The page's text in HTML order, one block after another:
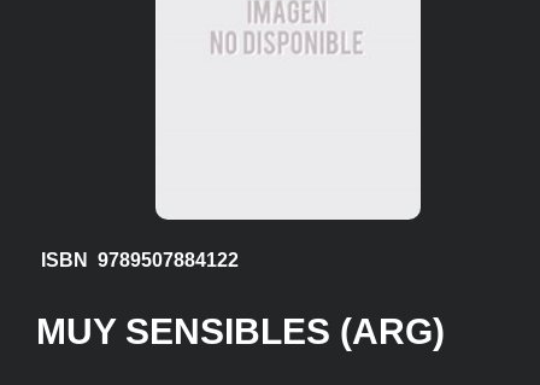
ISBN 9789507884122
MUY SENSIBLES (ARG)